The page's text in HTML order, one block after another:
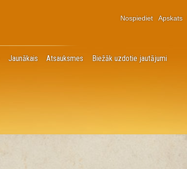
Jaunākais Atsauksmes Biežāk uzdotie jautājumi
Nospiediet Apskats